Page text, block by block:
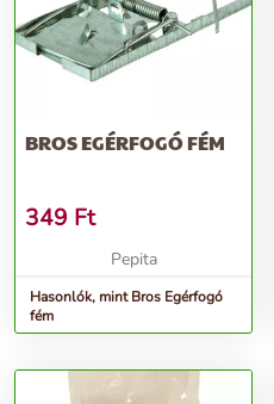
BROS EGÉRFOGÓ FÉM
349 Ft
Pepita
Hasonlók, mint Bros Egérfogó
fém